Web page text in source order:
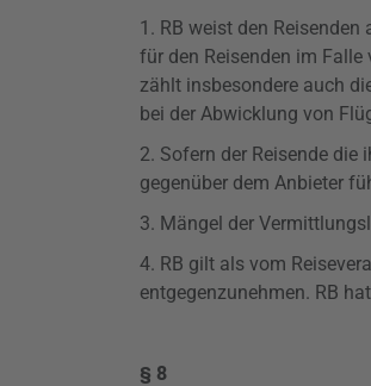
1. RB weist den
für den Reisenden im Falle
zählt insbesondere auch
bei der Abwicklung von
2. Sofern der Reisende die
gegenüber dem Anbieter
3. Mängel der
4. RB gilt als vom
entgegenzunehmen. RB
§ 8